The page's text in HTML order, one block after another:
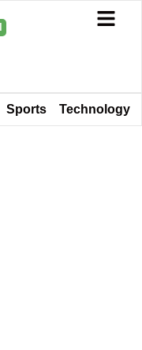
Sports Technology